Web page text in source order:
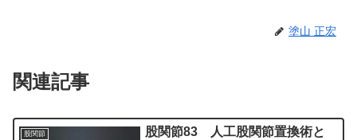
塗山 正宏
関連記事
股関節
股関節83 人工股関節置換術と